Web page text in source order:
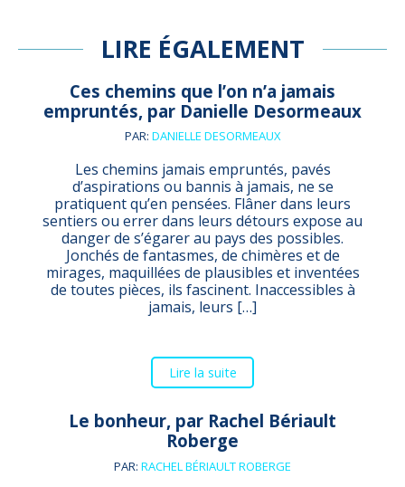
LIRE ÉGALEMENT
Ces chemins que l’on n’a jamais
empruntés, par Danielle Desormeaux
PAR: DANIELLE DESORMEAUX
Les chemins jamais empruntés, pavés
d’aspirations ou bannis à jamais, ne se
pratiquent qu’en pensées. Flâner dans leurs
sentiers ou errer dans leurs détours expose au
danger de s’égarer au pays des possibles.
Jonchés de fantasmes, de chimères et de
mirages, maquillées de plausibles et inventées
de toutes pièces, ils fascinent. Inaccessibles à
jamais, leurs […]
Lire la suite
Le bonheur, par Rachel Bériault
Roberge
PAR: RACHEL BÉRIAULT ROBERGE